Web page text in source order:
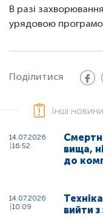
В разі
урядовою
Поділитися
Інші новини
14.07.2026
16:52
вища,
до
14.07.2026
10:09
вийти